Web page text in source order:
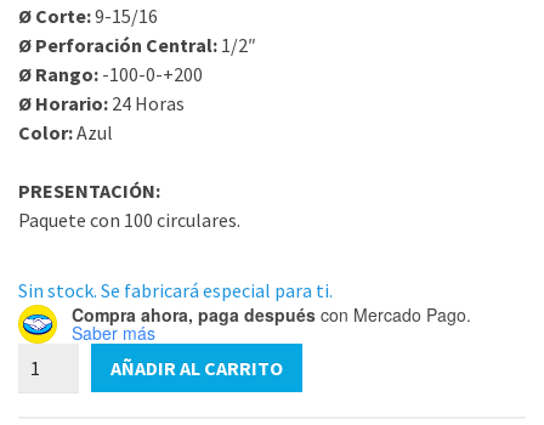
Ø Corte:9-15/16
Ø Perforación Central: 1/2″
Ø Rango: -100-0-+200
Ø Horario: 24 Horas
Color:Azul
PRESENTACIÓN:
Paquete con 100 circulares.
Sin stock. Se fabricará especial para ti.
Compra ahora, paga después con Mercado Pago.
Saber más
CG58639
AÑADIR AL CARRITO